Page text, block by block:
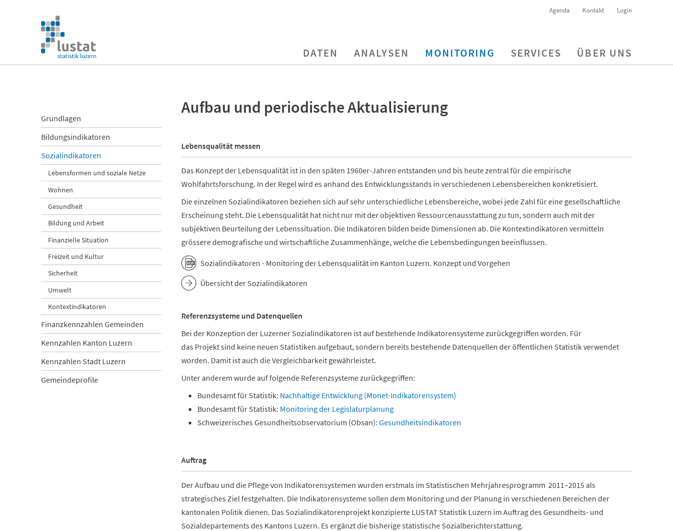
überspringen
Agenda Kontakt Login
Navigation
überspringen
DATEN ANALYSEN MONITORING SERVICES ÜBER UNS
Aufbau und periodische Aktualisierung
Lebensqualität messen
Das Konzept der Lebensqualität ist in den späten 1960er-Jahren entstanden und bis heute zentral für die empirische
Wohlfahrtsforschung. In der Regel wird es anhand des Entwicklungsstands in verschiedenen Lebensbereichen konkretisiert.
Die einzelnen Sozialindikatoren beziehen sich auf sehr unterschiedliche Lebensbereiche, wobei jede Zahl für eine gesellschaftliche
Erscheinung steht. Die Lebensqualität hat nicht nur mit der objektiven Ressourcenausstattung zu tun, sondern auch mit der
subjektiven Beurteilung der Lebenssituation. Die Indikatoren bilden beide Dimensionen ab. Die Kontextindikatoren vermitteln
grössere demografische und wirtschaftliche Zusammenhänge, welche die Lebensbedingungen beeinflussen.
Sozialindikatoren - Monitoring der Lebensqualität im Kanton Luzern. Konzept und Vorgehen
Übersicht der Sozialindikatoren
Referenzsysteme und Datenquellen
Bei der Konzeption der Luzerner Sozialindikatoren ist auf bestehende Indikatorensysteme zurückgegriffen worden. Für
das Projekt sind keine neuen Statistiken aufgebaut, sondern bereits bestehende Datenquellen der öffentlichen Statistik verwendet
worden. Damit ist auch die Vergleichbarkeit gewährleistet.
Unter anderem wurde auf folgende Referenzsysteme zurückgegriffen:
Bundesamt für Statistik: Nachhaltige Entwicklung (Monet-Indikatorensystem)
Bundesamt für Statistik: Monitoring der Legislaturplanung
Schweizerisches Gesundheitsobservatorium (Obsan): Gesundheitsindikatoren
Auftrag
Der Aufbau und die Pflege von Indikatorensystemen wurden erstmals im Statistischen Mehrjahresprogramm 2011–2015 als
strategisches Ziel festgehalten. Die Indikatorensysteme sollen dem Monitoring und der Planung in verschiedenen Bereichen der
kantonalen Politik dienen. Das Sozialindikatorenprojekt konzipierte LUSTAT Statistik Luzern im Auftrag des Gesundheits- und
Sozialdepartements des Kantons Luzern. Es ergänzt die bisherige statistische Sozialberichterstattung.
Navigation
überspringen
Grundlagen
Bildungsindikatoren
Sozialindikatoren
Lebensformen und soziale Netze
Wohnen
Gesundheit
Bildung und Arbeit
Finanzielle Situation
Freizeit und Kultur
Sicherheit
Umwelt
Kontextindikatoren
Finanzkennzahlen Gemeinden
Kennzahlen Kanton Luzern
Kennzahlen Stadt Luzern
Gemeindeprofile